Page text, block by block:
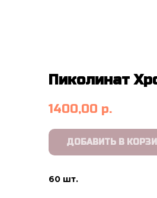
Пиколинат
1400,00 р.
ДОБАВИТЬ В
60 шт.